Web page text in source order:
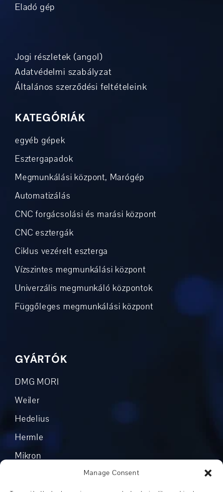
Manage Consent
Eladó gép
Jogi részletek (angol)
Adatvédelmi szabályzat
Általános szerződési feltételeink
KATEGÓRIÁK
egyéb gépek
Esztergapadok
Megmunkálási központ, Marógép
Automatizálás
CNC forgácsolási és marási központ
CNC esztergák
Ciklus vezérelt eszterga
Vízszintes megmunkálási központ
Univerzális megmunkáló központok
Függőleges megmunkálási központ
GYÁRTÓK
DMG MORI
Weiler
Hedelius
Hermle
Mikron